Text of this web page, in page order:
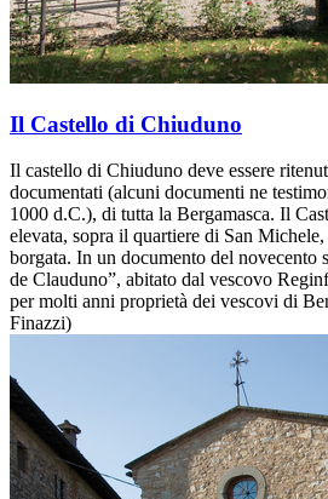
Il Castello di Chiuduno
Il castello di Chiuduno deve essere
documentati (alcuni documenti ne
1000 d.C.), di tutta la Bergamasca. Il
elevata, sopra il quartiere di San
borgata. In un documento del novecento
de Clauduno”, abitato dal vescovo
per molti anni proprietà dei vescovi di
Finazzi)